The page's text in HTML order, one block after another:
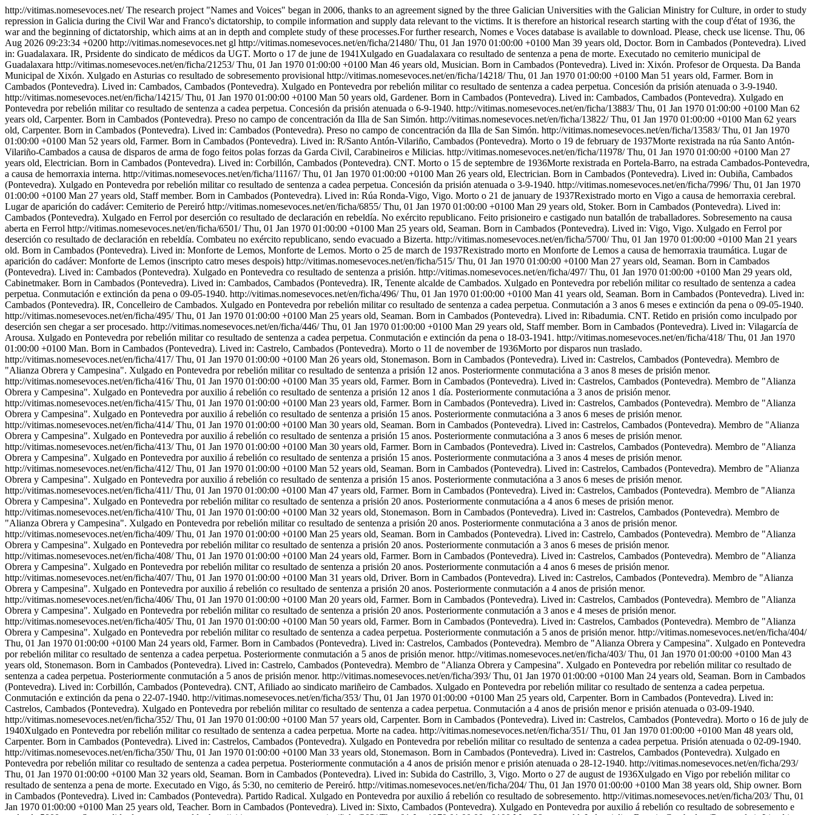
http://vitimas.nomesevoces.net/The research project "Names and Voices" began in 2006, thanks to an agreement signed by the three Galician Universities with the Galician Ministry for Culture, in order to study
repression in Galicia during the Civil War and Franco's dictatorship, to compile information and supply data relevant to the victims. It is therefore an historical research starting with the coup d'état of 1936, the
war and the beginning of dictatorship, which aims at an in depth and complete study of these processes.For further research, Nomes e Voces database is available to download. Please, check use license. Thu, 06
Aug 2026 09:23:34 +0200 http://vitimas.nomesevoces.net gl http://vitimas.nomesevoces.net/en/ficha/21480/Thu, 01 Jan 1970 01:00:00 +0100 Man 39 years old, Doctor. Born in Cambados (Pontevedra). Lived
in: Guadalaxara. IR, Prsidente do sindicato de médicos da UGT. Morto o 17 de june de 1941Xulgado en Guadalaxara co resultado de sentenza a pena de morte. Executado no cemiterio municipal de
Guadalaxara http://vitimas.nomesevoces.net/en/ficha/21253/Thu, 01 Jan 1970 01:00:00 +0100 Man 46 years old, Musician. Born in Cambados (Pontevedra). Lived in: Xixón. Profesor de Orquesta. Da Banda
Municipal de Xixón. Xulgado en Asturias co resultado de sobresemento provisional http://vitimas.nomesevoces.net/en/ficha/14218/Thu, 01 Jan 1970 01:00:00 +0100 Man 51 years old, Farmer. Born in
Cambados (Pontevedra). Lived in: Cambados, Cambados (Pontevedra). Xulgado en Pontevedra por rebelión militar co resultado de sentenza a cadea perpetua. Concesión da prisión atenuada o 3-9-1940.
http://vitimas.nomesevoces.net/en/ficha/14215/Thu, 01 Jan 1970 01:00:00 +0100 Man 50 years old, Gardener. Born in Cambados (Pontevedra). Lived in: Cambados, Cambados (Pontevedra). Xulgado en
Pontevedra por rebelión militar co resultado de sentenza a cadea perpetua. Concesión da prisión atenuada o 6-9-1940. http://vitimas.nomesevoces.net/en/ficha/13883/Thu, 01 Jan 1970 01:00:00 +0100 Man 62
years old, Carpenter. Born in Cambados (Pontevedra). Preso no campo de concentración da Illa de San Simón. http://vitimas.nomesevoces.net/en/ficha/13822/Thu, 01 Jan 1970 01:00:00 +0100 Man 62 years
old, Carpenter. Born in Cambados (Pontevedra). Lived in: Cambados (Pontevedra). Preso no campo de concentración da Illa de San Simón. http://vitimas.nomesevoces.net/en/ficha/13583/Thu, 01 Jan 1970
01:00:00 +0100 Man 52 years old, Farmer. Born in Cambados (Pontevedra). Lived in: R/Santo Antón-Vilariño, Cambados (Pontevedra). Morto o 19 de february de 1937Morte rexistrada na rúa Santo Antón-
Vilariño-Cambados a causa de disparos de arma de fogo feitos polas forzas da Garda Civil, Carabineiros e Milicias. http://vitimas.nomesevoces.net/en/ficha/11978/Thu, 01 Jan 1970 01:00:00 +0100 Man 27
years old, Electrician. Born in Cambados (Pontevedra). Lived in: Corbillón, Cambados (Pontevedra). CNT. Morto o 15 de septembre de 1936Morte rexistrada en Portela-Barro, na estrada Cambados-Pontevedra,
a causa de hemorraxia interna. http://vitimas.nomesevoces.net/en/ficha/11167/Thu, 01 Jan 1970 01:00:00 +0100 Man 26 years old, Electrician. Born in Cambados (Pontevedra). Lived in: Oubiña, Cambados
(Pontevedra). Xulgado en Pontevedra por rebelión militar co resultado de sentenza a cadea perpetua. Concesión da prisión atenuada o 3-9-1940. http://vitimas.nomesevoces.net/en/ficha/7996/Thu, 01 Jan 1970
01:00:00 +0100 Man 27 years old, Staff member. Born in Cambados (Pontevedra). Lived in: Rúa Ronda-Vigo, Vigo. Morto o 21 de january de 1937Rexistrado morto en Vigo a causa de hemorraxia cerebral.
Lugar de aparición do cadáver: Cemiterio de Pereiró http://vitimas.nomesevoces.net/en/ficha/6855/Thu, 01 Jan 1970 01:00:00 +0100 Man 29 years old, Stoker. Born in Cambados (Pontevedra). Lived in:
Cambados (Pontevedra). Xulgado en Ferrol por deserción co resultado de declaración en rebeldía. No exército republicano. Feito prisioneiro e castigado nun batallón de traballadores. Sobresemento na causa
aberta en Ferrol http://vitimas.nomesevoces.net/en/ficha/6501/Thu, 01 Jan 1970 01:00:00 +0100 Man 25 years old, Seaman. Born in Cambados (Pontevedra). Lived in: Vigo, Vigo. Xulgado en Ferrol por
deserción co resultado de declaración en rebeldía. Combateu no exército republicano, sendo evacuado a Bizerta. http://vitimas.nomesevoces.net/en/ficha/5700/Thu, 01 Jan 1970 01:00:00 +0100 Man 21 years
old. Born in Cambados (Pontevedra). Lived in: Monforte de Lemos, Monforte de Lemos. Morto o 25 de march de 1937Rexistrado morto en Monforte de Lemos a causa de hemorraxia traumática. Lugar de
aparición do cadáver: Monforte de Lemos (inscripto catro meses despois) http://vitimas.nomesevoces.net/en/ficha/515/Thu, 01 Jan 1970 01:00:00 +0100 Man 27 years old, Seaman. Born in Cambados
(Pontevedra). Lived in: Cambados (Pontevedra). Xulgado en Pontevedra co resultado de sentenza a prisión. http://vitimas.nomesevoces.net/en/ficha/497/Thu, 01 Jan 1970 01:00:00 +0100 Man 29 years old,
Cabinetmaker. Born in Cambados (Pontevedra). Lived in: Cambados, Cambados (Pontevedra). IR, Tenente alcalde de Cambados. Xulgado en Pontevedra por rebelión militar co resultado de sentenza a cadea
perpetua. Conmutación e extinción da pena o 09-05-1940. http://vitimas.nomesevoces.net/en/ficha/496/Thu, 01 Jan 1970 01:00:00 +0100 Man 41 years old, Seaman. Born in Cambados (Pontevedra). Lived in:
Cambados (Pontevedra). IR, Concelleiro de Cambados. Xulgado en Pontevedra por rebelión militar co resultado de sentenza a cadea perpetua. Conmutación a 3 anos 6 meses e extinción da pena o 09-05-1940.
http://vitimas.nomesevoces.net/en/ficha/495/Thu, 01 Jan 1970 01:00:00 +0100 Man 25 years old, Seaman. Born in Cambados (Pontevedra). Lived in: Ribadumia. CNT. Retido en prisión como inculpado por
deserción sen chegar a ser procesado. http://vitimas.nomesevoces.net/en/ficha/446/Thu, 01 Jan 1970 01:00:00 +0100 Man 29 years old, Staff member. Born in Cambados (Pontevedra). Lived in: Vilagarcía de
Arousa. Xulgado en Pontevedra por rebelión militar co resultado de sentenza a cadea perpetua. Conmutación e extinción da pena o 18-03-1941. http://vitimas.nomesevoces.net/en/ficha/418/Thu, 01 Jan 1970
01:00:00 +0100 Man. Born in Cambados (Pontevedra). Lived in: Castrelo, Cambados (Pontevedra). Morto o 11 de november de 1936Morto por disparos nun traslado.
http://vitimas.nomesevoces.net/en/ficha/417/Thu, 01 Jan 1970 01:00:00 +0100 Man 26 years old, Stonemason. Born in Cambados (Pontevedra). Lived in: Castrelos, Cambados (Pontevedra). Membro de
"Alianza Obrera y Campesina". Xulgado en Pontevedra por rebelión militar co resultado de sentenza a prisión 12 anos. Posteriormente conmutacióna a 3 anos 8 meses de prisión menor.
http://vitimas.nomesevoces.net/en/ficha/416/Thu, 01 Jan 1970 01:00:00 +0100 Man 35 years old, Farmer. Born in Cambados (Pontevedra). Lived in: Castrelos, Cambados (Pontevedra). Membro de "Alianza
Obrera y Campesina". Xulgado en Pontevedra por auxilio á rebelión co resultado de sentenza a prisión 12 anos 1 día. Posteriormente conmutacióna a 3 anos de prisión menor.
http://vitimas.nomesevoces.net/en/ficha/415/Thu, 01 Jan 1970 01:00:00 +0100 Man 23 years old, Farmer. Born in Cambados (Pontevedra). Lived in: Castrelos, Cambados (Pontevedra). Membro de "Alianza
Obrera y Campesina". Xulgado en Pontevedra por auxilio á rebelión co resultado de sentenza a prisión 15 anos. Posteriormente conmutacióna a 3 anos 6 meses de prisión menor.
http://vitimas.nomesevoces.net/en/ficha/414/Thu, 01 Jan 1970 01:00:00 +0100 Man 30 years old, Seaman. Born in Cambados (Pontevedra). Lived in: Castrelos, Cambados (Pontevedra). Membro de "Alianza
Obrera y Campesina". Xulgado en Pontevedra por auxilio á rebelión co resultado de sentenza a prisión 15 anos. Posteriormente conmutacióna a 3 anos 6 meses de prisión menor.
http://vitimas.nomesevoces.net/en/ficha/413/Thu, 01 Jan 1970 01:00:00 +0100 Man 30 years old, Farmer. Born in Cambados (Pontevedra). Lived in: Castrelos, Cambados (Pontevedra). Membro de "Alianza
Obrera y Campesina". Xulgado en Pontevedra por auxilio á rebelión co resultado de sentenza a prisión 15 anos. Posteriormente conmutacióna a 3 anos 4 meses de prisión menor.
http://vitimas.nomesevoces.net/en/ficha/412/Thu, 01 Jan 1970 01:00:00 +0100 Man 52 years old, Seaman. Born in Cambados (Pontevedra). Lived in: Castrelos, Cambados (Pontevedra). Membro de "Alianza
Obrera y Campesina". Xulgado en Pontevedra por auxilio á rebelión co resultado de sentenza a prisión 15 anos. Posteriormente conmutacióna a 3 anos 6 meses de prisión menor.
http://vitimas.nomesevoces.net/en/ficha/411/Thu, 01 Jan 1970 01:00:00 +0100 Man 47 years old, Farmer. Born in Cambados (Pontevedra). Lived in: Castrelos, Cambados (Pontevedra). Membro de "Alianza
Obrera y Campesina". Xulgado en Pontevedra por rebelión militar co resultado de sentenza a prisión 20 anos. Posteriormente conmutacióna a 4 anos 6 meses de prisión menor.
http://vitimas.nomesevoces.net/en/ficha/410/Thu, 01 Jan 1970 01:00:00 +0100 Man 32 years old, Stonemason. Born in Cambados (Pontevedra). Lived in: Castrelos, Cambados (Pontevedra). Membro de
"Alianza Obrera y Campesina". Xulgado en Pontevedra por rebelión militar co resultado de sentenza a prisión 20 anos. Posteriormente conmutacióna a 3 anos de prisión menor.
http://vitimas.nomesevoces.net/en/ficha/409/Thu, 01 Jan 1970 01:00:00 +0100 Man 25 years old, Seaman. Born in Cambados (Pontevedra). Lived in: Castrelo, Cambados (Pontevedra). Membro de "Alianza
Obrera y Campesina". Xulgado en Pontevedra por rebelión militar co resultado de sentenza a prisión 20 anos. Posteriormente conmutación a 3 anos 6 meses de prisión menor.
http://vitimas.nomesevoces.net/en/ficha/408/Thu, 01 Jan 1970 01:00:00 +0100 Man 24 years old, Farmer. Born in Cambados (Pontevedra). Lived in: Castrelos, Cambados (Pontevedra). Membro de "Alianza
Obrera y Campesina". Xulgado en Pontevedra por rebelión militar co resultado de sentenza a prisión 20 anos. Posteriormente conmutación a 4 anos 6 meses de prisión menor.
http://vitimas.nomesevoces.net/en/ficha/407/Thu, 01 Jan 1970 01:00:00 +0100 Man 31 years old, Driver. Born in Cambados (Pontevedra). Lived in: Castrelos, Cambados (Pontevedra). Membro de "Alianza
Obrera y Campesina". Xulgado en Pontevedra por auxilio á rebelión co resultado de sentenza a prisión 20 anos. Posteriormente conmutación a 4 anos de prisión menor.
http://vitimas.nomesevoces.net/en/ficha/406/Thu, 01 Jan 1970 01:00:00 +0100 Man 20 years old, Farmer. Born in Cambados (Pontevedra). Lived in: Castrelos, Cambados (Pontevedra). Membro de "Alianza
Obrera y Campesina". Xulgado en Pontevedra por rebelión militar co resultado de sentenza a prisión 20 anos. Posteriormente conmutación a 3 anos e 4 meses de prisión menor.
http://vitimas.nomesevoces.net/en/ficha/405/Thu, 01 Jan 1970 01:00:00 +0100 Man 50 years old, Farmer. Born in Cambados (Pontevedra). Lived in: Castrelos, Cambados (Pontevedra). Membro de "Alianza
Obrera y Campesina". Xulgado en Pontevedra por rebelión militar co resultado de sentenza a cadea perpetua. Posteriormente conmutación a 5 anos de prisión menor. http://vitimas.nomesevoces.net/en/ficha/404/
Thu, 01 Jan 1970 01:00:00 +0100 Man 24 years old, Farmer. Born in Cambados (Pontevedra). Lived in: Castrelos, Cambados (Pontevedra). Membro de "Alianza Obrera y Campesina". Xulgado en Pontevedra
por rebelión militar co resultado de sentenza a cadea perpetua. Posteriormente conmutación a 5 anos de prisión menor. http://vitimas.nomesevoces.net/en/ficha/403/Thu, 01 Jan 1970 01:00:00 +0100 Man 43
years old, Stonemason. Born in Cambados (Pontevedra). Lived in: Castrelo, Cambados (Pontevedra). Membro de "Alianza Obrera y Campesina". Xulgado en Pontevedra por rebelión militar co resultado de
sentenza a cadea perpetua. Posteriormente conmutación a 5 anos de prisión menor. http://vitimas.nomesevoces.net/en/ficha/393/Thu, 01 Jan 1970 01:00:00 +0100 Man 24 years old, Seaman. Born in Cambados
(Pontevedra). Lived in: Corbillón, Cambados (Pontevedra). CNT, Afiliado ao sindicato mariñeiro de Cambados. Xulgado en Pontevedra por rebelión militar co resultado de sentenza a cadea perpetua.
Conmutación e extinción da pena o 22-07-1940. http://vitimas.nomesevoces.net/en/ficha/353/Thu, 01 Jan 1970 01:00:00 +0100 Man 25 years old, Carpenter. Born in Cambados (Pontevedra). Lived in:
Castrelos, Cambados (Pontevedra). Xulgado en Pontevedra por rebelión militar co resultado de sentenza a cadea perpetua. Conmutación a 4 anos de prisión menor e prisión atenuada o 03-09-1940.
http://vitimas.nomesevoces.net/en/ficha/352/Thu, 01 Jan 1970 01:00:00 +0100 Man 57 years old, Carpenter. Born in Cambados (Pontevedra). Lived in: Castrelos, Cambados (Pontevedra). Morto o 16 de july de
1940Xulgado en Pontevedra por rebelión militar co resultado de sentenza a cadea perpetua. Morte na cadea. http://vitimas.nomesevoces.net/en/ficha/351/Thu, 01 Jan 1970 01:00:00 +0100 Man 48 years old,
Carpenter. Born in Cambados (Pontevedra). Lived in: Castrelos, Cambados (Pontevedra). Xulgado en Pontevedra por rebelión militar co resultado de sentenza a cadea perpetua. Prisión atenuada o 02-09-1940.
http://vitimas.nomesevoces.net/en/ficha/350/Thu, 01 Jan 1970 01:00:00 +0100 Man 33 years old, Stonemason. Born in Cambados (Pontevedra). Lived in: Castrelos, Cambados (Pontevedra). Xulgado en
Pontevedra por rebelión militar co resultado de sentenza a cadea perpetua. Posteriormente conmutación a 4 anos de prisión menor e prisión atenuada o 28-12-1940. http://vitimas.nomesevoces.net/en/ficha/293/
Thu, 01 Jan 1970 01:00:00 +0100 Man 32 years old, Seaman. Born in Cambados (Pontevedra). Lived in: Subida do Castrillo, 3, Vigo. Morto o 27 de august de 1936Xulgado en Vigo por rebelión militar co
resultado de sentenza a pena de morte. Executado en Vigo, ás 5:30, no cemiterio de Pereiró. http://vitimas.nomesevoces.net/en/ficha/204/Thu, 01 Jan 1970 01:00:00 +0100 Man 38 years old, Ship owner. Born
in Cambados (Pontevedra). Lived in: Cambados (Pontevedra). Partido Radical. Xulgado en Pontevedra por auxilio á rebelión co resultado de sobresemento. http://vitimas.nomesevoces.net/en/ficha/203/Thu, 01
Jan 1970 01:00:00 +0100 Man 25 years old, Teacher. Born in Cambados (Pontevedra). Lived in: Sixto, Cambados (Pontevedra). Xulgado en Pontevedra por auxilio á rebelión co resultado de sobresemento e